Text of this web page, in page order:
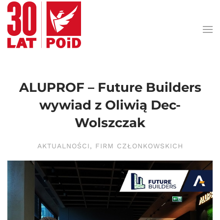
Przejdź do treści głównej
ALUPROF – Future Builders
wywiad z Oliwią Dec-
Wolszczak
AKTUALNOŚCI, FIRM CZŁONKOWSKICH